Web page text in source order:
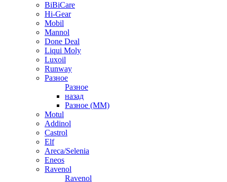
BiBiCare
Hi-Gear
Mobil
Mannol
Done Deal
Liqui Moly
Luxoil
Runway
Разное
Разное
назад
Разное (ММ)
Motul
Addinol
Castrol
Elf
Areca/Selenia
Eneos
Ravenol
Ravenol